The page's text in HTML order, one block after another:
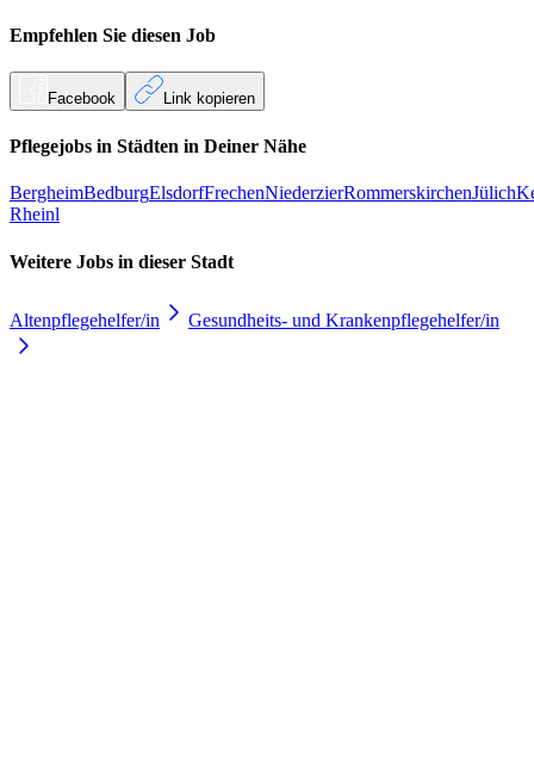
Empfehlen Sie diesen Job
Facebook Link kopieren
Pflegejobs in Städten in Deiner Nähe
BergheimBedburgElsdorfFrechenNiederzierRommerskirchenJülich
Rheinl
Weitere Jobs in dieser Stadt
Altenpflegehelfer/in Gesundheits- und Krankenpflegehelfer/in